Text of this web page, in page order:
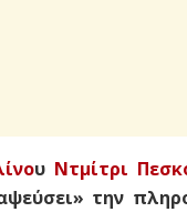
υ Ντμίτρι
την